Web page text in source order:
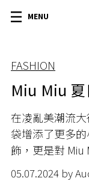
MENU
FASHION
Miu Miu
在凌亂美潮流大
袋增添了更多
飾，更是對 Miu
05.07.2024 by